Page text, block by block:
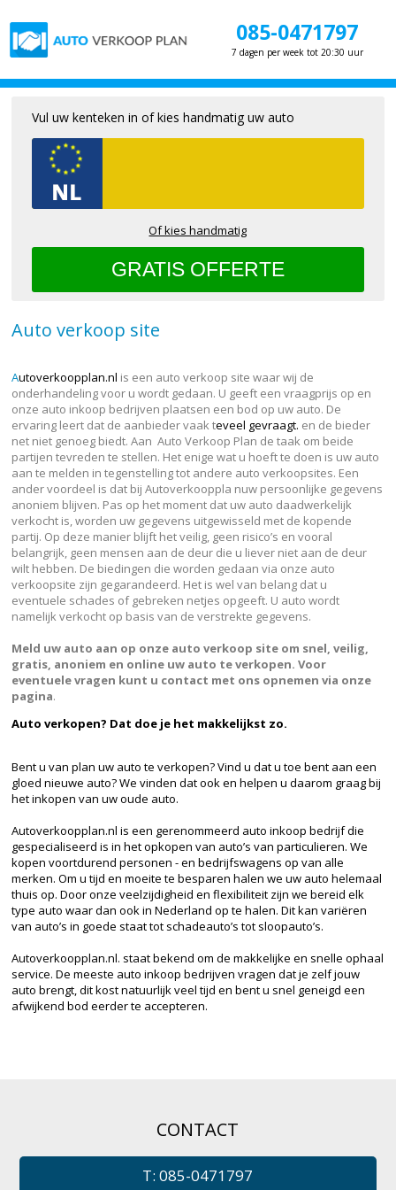
085-0471797
7 dagen per week tot 20:30 uur
Auto verkoop site
Autoverkoopplan.nl is een auto verkoop site waar wij de
onderhandeling voor u wordt gedaan. U geeft een vraagprijs op en
onze auto inkoop bedrijven plaatsen een bod op uw auto. De
ervaring leert dat de aanbieder vaak teveel gevraagt. en de bieder
net niet genoeg biedt. Aan Auto Verkoop Plan de taak om beide
partijen tevreden te stellen. Het enige wat u hoeft te doen is uw auto
aan te melden in tegenstelling tot andere auto verkoopsites. Een
ander voordeel is dat bij Autoverkooppla nuw persoonlijke gegevens
anoniem blijven. Pas op het moment dat uw auto daadwerkelijk
verkocht is, worden uw gegevens uitgewisseld met de kopende
partij. Op deze manier blijft het veilig, geen risico’s en vooral
belangrijk, geen mensen aan de deur die u liever niet aan de deur
wilt hebben. De biedingen die worden gedaan via onze auto
verkoopsite zijn gegarandeerd. Het is wel van belang dat u
eventuele schades of gebreken netjes opgeeft. U auto wordt
namelijk verkocht op basis van de verstrekte gegevens.
Meld uw auto aan op onze auto verkoop site om snel, veilig,
gratis, anoniem en online uw auto te verkopen. Voor
eventuele vragen kunt u contact met ons opnemen via onze
pagina.
Auto verkopen? Dat doe je het makkelijkst zo.
Bent u van plan uw auto te verkopen? Vind u dat u toe bent aan een
gloed nieuwe auto? We vinden dat ook en helpen u daarom graag bij
het inkopen van uw oude auto.
Autoverkoopplan.nl is een gerenommeerd auto inkoop bedrijf die
gespecialiseerd is in het opkopen van auto’s van particulieren. We
kopen voortdurend personen - en bedrijfswagens op van alle
merken. Om u tijd en moeite te besparen halen we uw auto helemaal
thuis op. Door onze veelzijdigheid en flexibiliteit zijn we bereid elk
type auto waar dan ook in Nederland op te halen. Dit kan variëren
van auto’s in goede staat tot schadeauto’s tot sloopauto’s.
Autoverkoopplan.nl. staat bekend om de makkelijke en snelle ophaal
service. De meeste auto inkoop bedrijven vragen dat je zelf jouw
auto brengt, dit kost natuurlijk veel tijd en bent u snel geneigd een
afwijkend bod eerder te accepteren.
Vul uw kenteken in of kies handmatig uw auto
Of kies handmatig
CONTACT
T: 085-0471797